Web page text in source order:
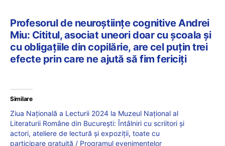
Profesorul de neuroștiințe cognitive Andrei
Miu: Cititul, asociat uneori doar cu școala și
cu obligațiile din copilărie, are cel puțin trei
efecte prin care ne ajută să fim fericiți
Similare
Ziua Națională a Lecturii 2024 la Muzeul Naţional al
Literaturii Române din Bucureşti: Întâlniri cu scriitori și
actori, ateliere de lectură și expoziții, toate cu
participare gratuită / Programul evenimentelor